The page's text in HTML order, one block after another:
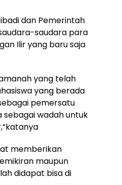
dan Pemerintah
saudara para
Ilir yang baru saja
yang telah
yang berada
pemersatu
wadah untuk
memberikan
maupun
didapat bisa di